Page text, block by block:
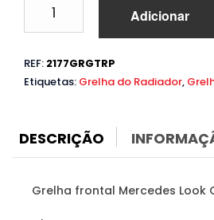
Grelha
A
W177
a
GTR
Adicionar
REF: 2177GRGTRP
Etiquetas: Grelha do Radiador,
DESCRIÇÃO
Grelha frontal Mercedes Look